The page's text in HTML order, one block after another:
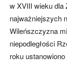
w XVIII wieku dla
najważniejszych
Wileńszczyzna
niepodległości
roku